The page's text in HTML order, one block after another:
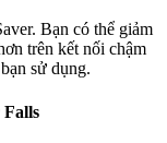
Bạn có thể giảm
trên kết nối chậm
sử dụng.
Falls